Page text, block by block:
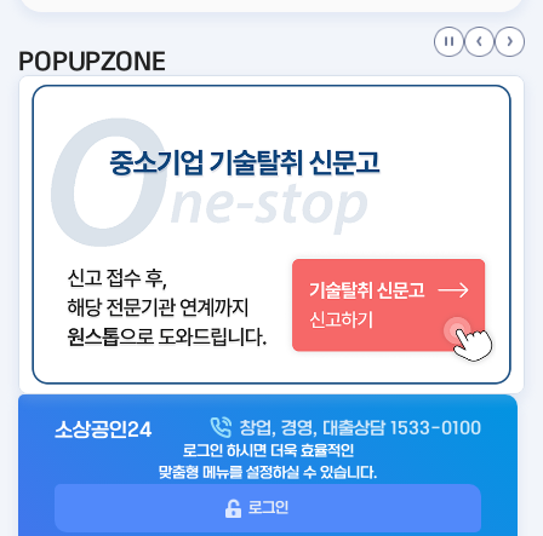
POPUPZONE
아
소상공인24 창업, 경영, 대출상담 1533-0100
로그인 하시면 더욱 효율적인
맞춤형 메뉴를 설정하실 수 있습니다.
로그인